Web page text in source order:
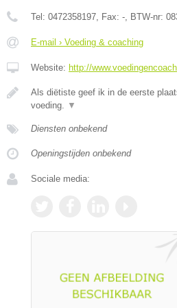
Tel: 0472358197, Fax: -, BTW-nr:
E-mail › Voeding & coaching
Website: http://
Als diëtiste geef ik in de eerste
voeding. ▼
Diensten onbekend
Openingstijden onbekend
Sociale media: